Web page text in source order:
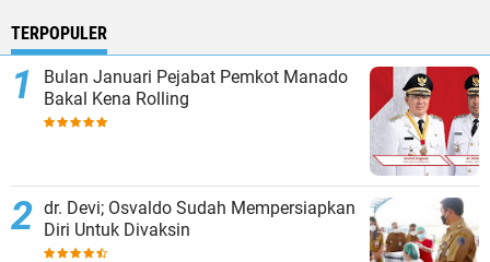
TERPOPULER
Bulan Januari Pejabat Pemkot Manado
Bakal Kena Rolling
dr. Dеvі; Oѕvаldо Sudаh Mempersiapkan
Dіrі Untuk Dіvаkѕіn